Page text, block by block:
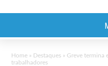
Home » Destaques » Greve termina
trabalhadores